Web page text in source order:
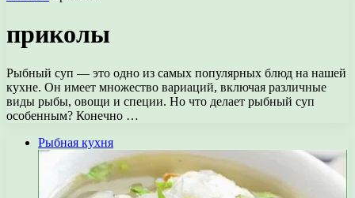
приколы
Рыбный суп — это одно из самых популярных блюд на нашей
кухне. Он имеет множество вариаций, включая различные
виды рыбы, овощи и специи. Но что делает рыбный суп
особенным? Конечно …
Рыбная кухня